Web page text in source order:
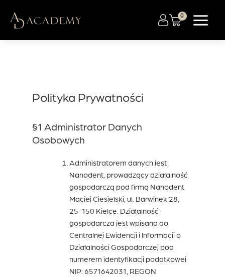
Polityka Prywatności
§1 Administrator Danych
Osobowych
Administratorem danych jest
Nanodent, prowadzący działalność
gospodarczą pod firmą Nanodent
Maciej Ciesielski, ul. Barwinek 28,
25-150 Kielce. Działalność
gospodarcza jest wpisana do
Centralnej Ewidencji i Informacji o
Działalności Gospodarczej pod
numerem identyfikacji podatkowej
NIP: 6571642031, REGON